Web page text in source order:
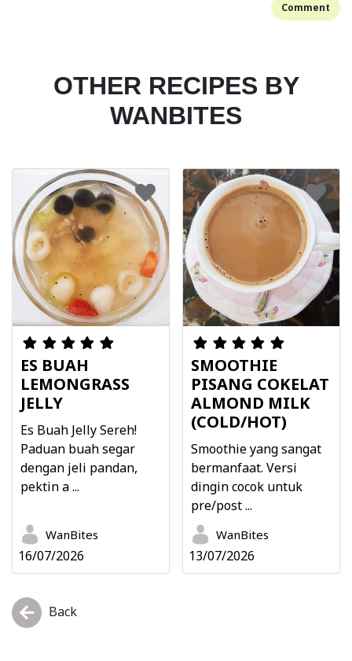
Comment
OTHER RECIPES BY
WANBITES
ES BUAH
LEMONGRASS
JELLY
Es Buah Jelly Sereh!
Paduan buah segar
dengan jeli pandan,
pektin a ...
WanBites
16/07/2026
SMOOTHIE
PISANG COKELAT
ALMOND MILK
(COLD/HOT)
Smoothie yang sangat
bermanfaat. Versi
dingin cocok untuk
pre/post ...
WanBites
13/07/2026
Back